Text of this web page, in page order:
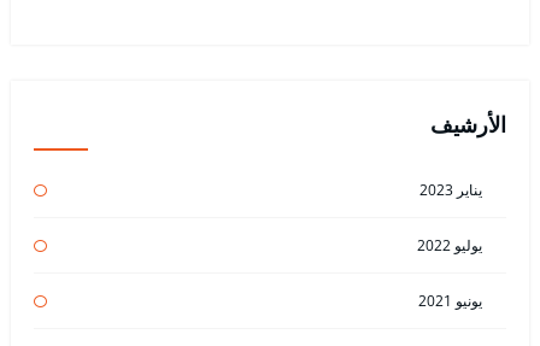
الأرشيف
يناير 2023
يوليو 2022
يونيو 2021